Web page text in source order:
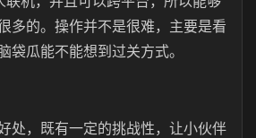
多的。操作并不是很难，主要是看
袋瓜能不能想到过关方式。
处，既有一定的挑战性，让小伙伴